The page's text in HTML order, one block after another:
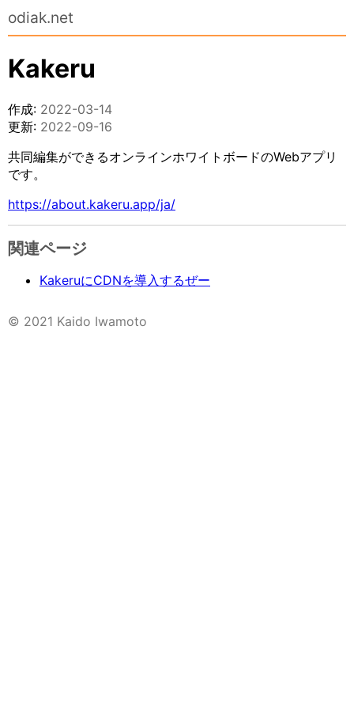
odiak.net
Kakeru
作成: 2022-03-14
更新: 2022-09-16
共同編集ができるオンラインホワイトボードのWebアプリ
です。
https://about.kakeru.app/ja/
関連ページ
KakeruにCDNを導入するぜー
© 2021 Kaido Iwamoto